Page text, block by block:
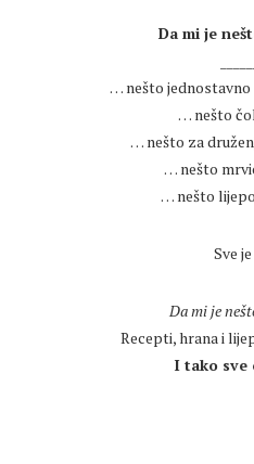
Da mi je
… nešto jednostavno
… nešto
… nešto za
… nešto
… nešto
Sve
Da mi je
Recepti, hrana i
I tako sve